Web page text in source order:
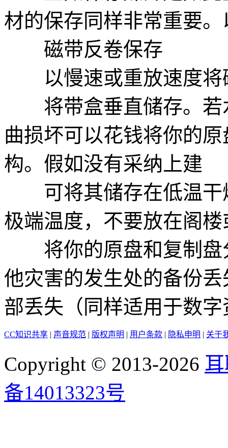
材的保存同样非常重要
磁带反卷保存
以慢速或重放速度将
将带盒垂直储存。若
曲损坏可以花钱将你的
构。假如没有采纳上建
可将其储存在低温干
极端温度，不要放在阁
将你的原盘和复制盘
他灾害的发生处的备份
部丢失（同样适用于数
CC知识共享 | 声音规范 | 版权声明 | 用户条款 | 隐私申明 | 关于
Copyright © 2013-2026
备14013323号